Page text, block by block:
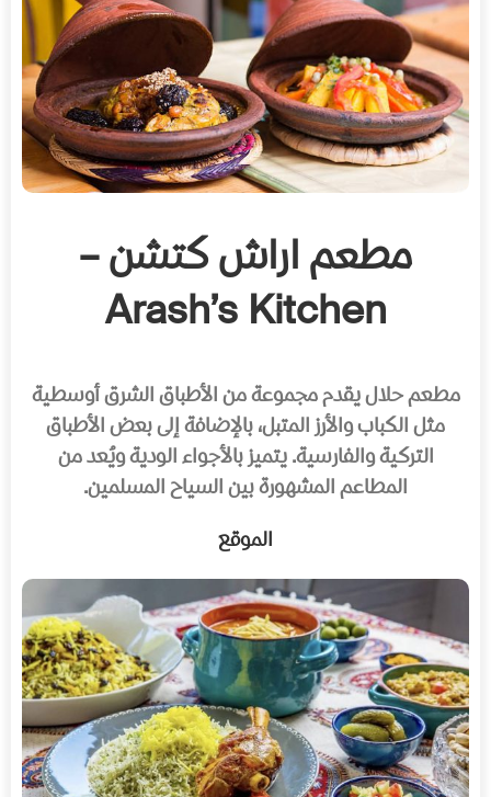
مطعم اراش كتشن –
Arash’s Kitchen
مطعم حلال يقدم مجموعة من الأطباق الشرق أوسطية
مثل الكباب والأرز المتبل، بالإضافة إلى بعض الأطباق
التركية والفارسية. يتميز بالأجواء الودية ويُعد من
المطاعم المشهورة بين السياح المسلمين.
الموقع